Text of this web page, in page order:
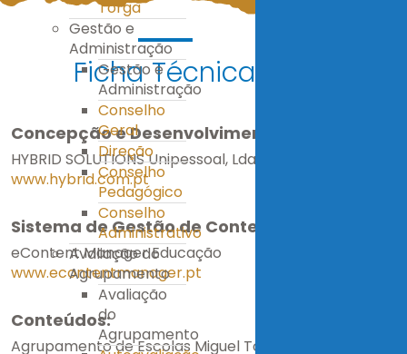
Torga
Gestão e
Administração
Gestão e
Administração
Conselho
Geral
Direção
Conselho
Pedagógico
Conselho
Administrativo
Avaliação do
Agrupamento
Avaliação
do
Agrupamento
Ficha Técnica
Concepção e Desenvolvimento:
HYBRID SOLUTIONS Unipessoal, Lda.
www.hybrid.com.pt
Sistema de Gestão de Conteúdos:
eContent Manager Educação
www.econtentmanager.pt
Conteúdos:
Agrupamento de Escolas Miguel Torga